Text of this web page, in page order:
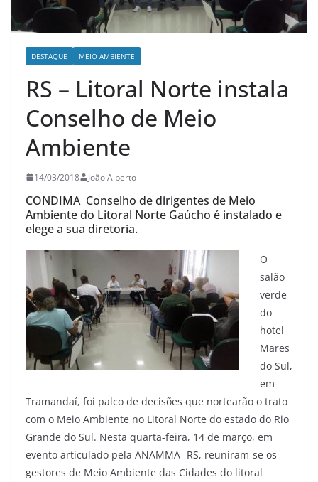
DESTAQUE MEIO AMBIENTE
RS – Litoral Norte instala
Conselho de Meio
Ambiente
14/03/2018 João Alberto
CONDIMA Conselho de dirigentes de Meio
Ambiente do Litoral Norte Gaúcho é instalado e
elege a sua diretoria.
O
salão
verde
do
hotel
Mares
do Sul,
em
Tramandaí, foi palco de decisões que nortearão o trato
com o Meio Ambiente no Litoral Norte do estado do Rio
Grande do Sul. Nesta quarta-feira, 14 de março, em
evento articulado pela ANAMMA- RS, reuniram-se os
gestores de Meio Ambiente das Cidades do litoral